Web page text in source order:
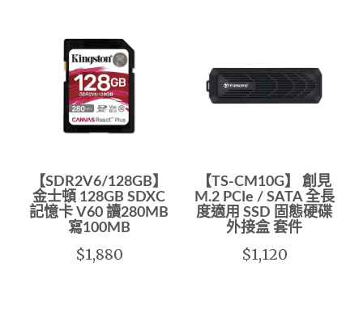
【SDR2V6/128GB】
金士頓 128GB SDXC
記憶卡 V60 讀280MB
寫100MB
$1,880
【TS-CM10G】 創見
M.2 PCIe / SATA 全長
度適用 SSD 固態硬碟
外接盒 套件
$1,120